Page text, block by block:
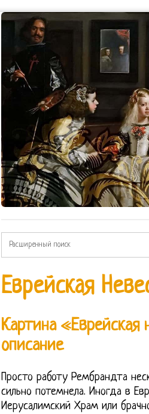
Еврейская
Картина
описание
Просто работу Рембрандта
сильно потемнела. Иногда в
Иерусалимский Храм или